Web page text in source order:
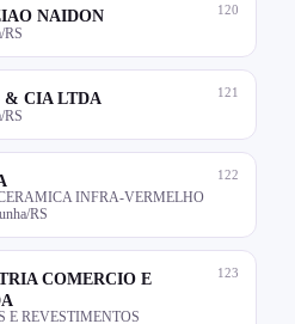
120
NAIDON
RS
121
& CIA LTDA
RS
122
INFRA-VERMELHO
RS
123
COMERCIO E
E REVESTIMENTOS